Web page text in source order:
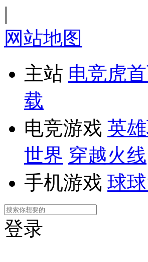
|
网站地图
主站 电竞虎
载
电竞游戏 英
世界 穿越火线
手机游戏 球
登录